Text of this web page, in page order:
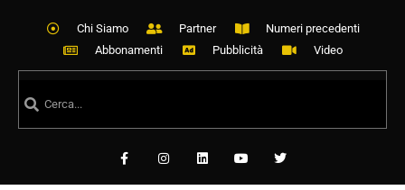
Chi Siamo Partner
Numeri precedenti
Abbonamenti
Pubblicità Video